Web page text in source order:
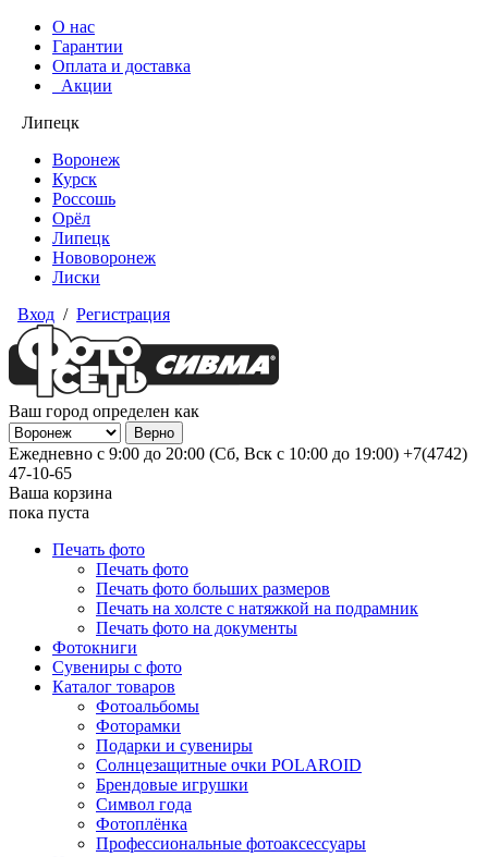
О нас
Гарантии
Оплата и доставка
Акции
Липецк
Воронеж
Курск
Россошь
Орёл
Липецк
Нововоронеж
Лиски
Вход / Регистрация
Ваш город определен как
Ежедневно с 9:00 до 20:00 (Сб, Вск с 10:00 до 19:00) +7(4742)
47-10-65
Ваша корзина
пока пуста
Печать фото
Печать фото
Печать фото больших размеров
Печать на холсте с натяжкой на подрамник
Печать фото на документы
Фотокниги
Сувениры с фото
Каталог товаров
Фотоальбомы
Фоторамки
Подарки и сувениры
Солнцезащитные очки POLAROID
Брендовые игрушки
Символ года
Фотоплёнка
Профессиональные фотоаксессуары